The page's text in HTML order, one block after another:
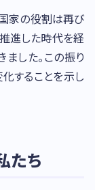
家の役割は再び
進した時代を経
ました。この振り
することを示し
たち